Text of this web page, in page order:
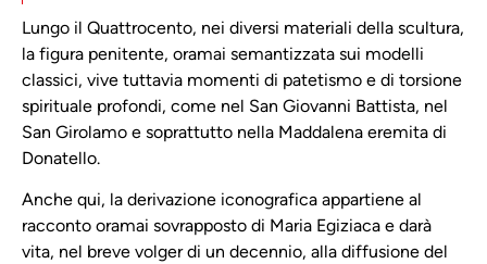
Lungo il Quattrocento, nei diversi materiali della scultura,
la figura penitente, oramai semantizzata sui modelli
classici, vive tuttavia momenti di patetismo e di torsione
spirituale profondi, come nel San Giovanni Battista, nel
San Girolamo e soprattutto nella Maddalena eremita di
Donatello.
Anche qui, la derivazione iconografica appartiene al
racconto oramai sovrapposto di Maria Egiziaca e darà
vita, nel breve volger di un decennio, alla diffusione del